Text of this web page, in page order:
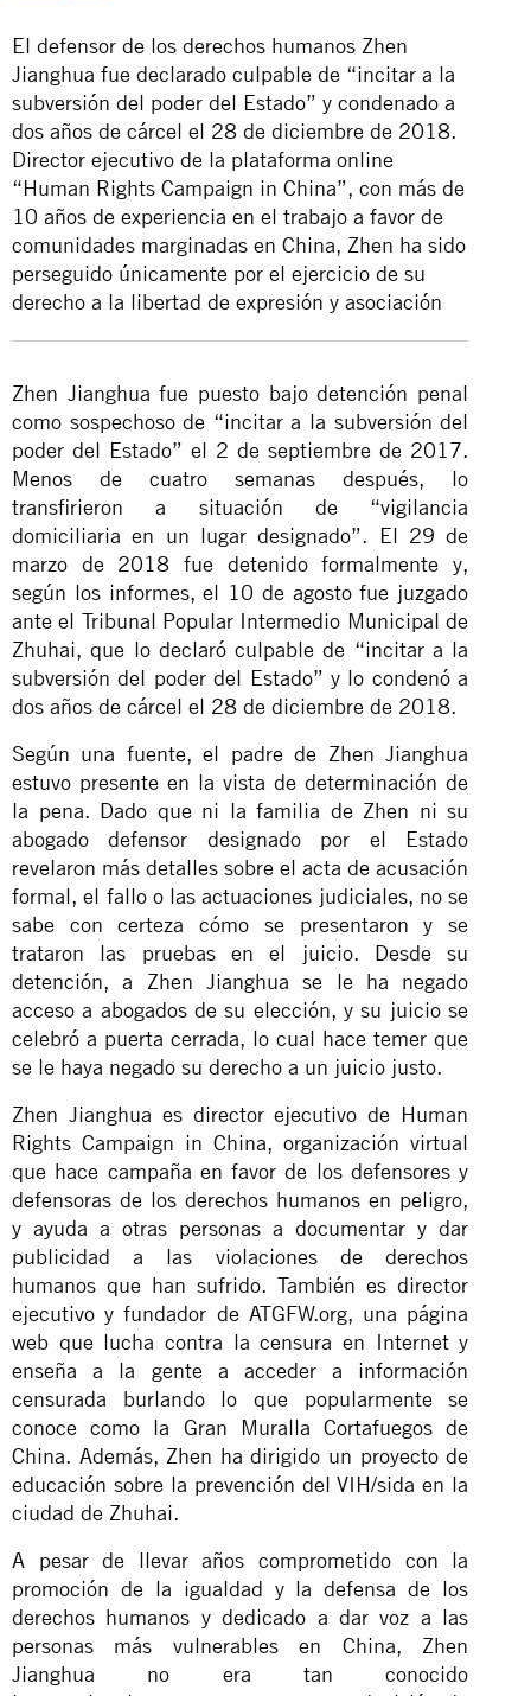
El defensor de los derechos humanos Zhen
Jianghua fue declarado culpable de “incitar a la
subversión del poder del Estado” y condenado a
dos años de cárcel el 28 de diciembre de 2018.
Director ejecutivo de la plataforma online
“Human Rights Campaign in China”, con más de
10 años de experiencia en el trabajo a favor de
comunidades marginadas en China, Zhen ha sido
perseguido únicamente por el ejercicio de su
derecho a la libertad de expresión y asociación
Zhen Jianghua fue puesto bajo detención penal
como sospechoso de “incitar a la subversión del
poder del Estado” el 2 de septiembre de 2017.
Menos de cuatro semanas después, lo
transfirieron a situación de “vigilancia
domiciliaria en un lugar designado”. El 29 de
marzo de 2018 fue detenido formalmente y,
según los informes, el 10 de agosto fue juzgado
ante el Tribunal Popular Intermedio Municipal de
Zhuhai, que lo declaró culpable de “incitar a la
subversión del poder del Estado” y lo condenó a
dos años de cárcel el 28 de diciembre de 2018.
Según una fuente, el padre de Zhen Jianghua
estuvo presente en la vista de determinación de
la pena. Dado que ni la familia de Zhen ni su
abogado defensor designado por el Estado
revelaron más detalles sobre el acta de acusación
formal, el fallo o las actuaciones judiciales, no se
sabe con certeza cómo se presentaron y se
trataron las pruebas en el juicio. Desde su
detención, a Zhen Jianghua se le ha negado
acceso a abogados de su elección, y su juicio se
celebró a puerta cerrada, lo cual hace temer que
se le haya negado su derecho a un juicio justo.
Zhen Jianghua es director ejecutivo de Human
Rights Campaign in China, organización virtual
que hace campaña en favor de los defensores y
defensoras de los derechos humanos en peligro,
y ayuda a otras personas a documentar y dar
publicidad a las violaciones de derechos
humanos que han sufrido. También es director
ejecutivo y fundador de ATGFW.org, una página
web que lucha contra la censura en Internet y
enseña a la gente a acceder a información
censurada burlando lo que popularmente se
conoce como la Gran Muralla Cortafuegos de
China. Además, Zhen ha dirigido un proyecto de
educación sobre la prevención del VIH/sida en la
ciudad de Zhuhai.
A pesar de llevar años comprometido con la
promoción de la igualdad y la defensa de los
derechos humanos y dedicado a dar voz a las
personas más vulnerables en China, Zhen
Jianghua no era tan conocido